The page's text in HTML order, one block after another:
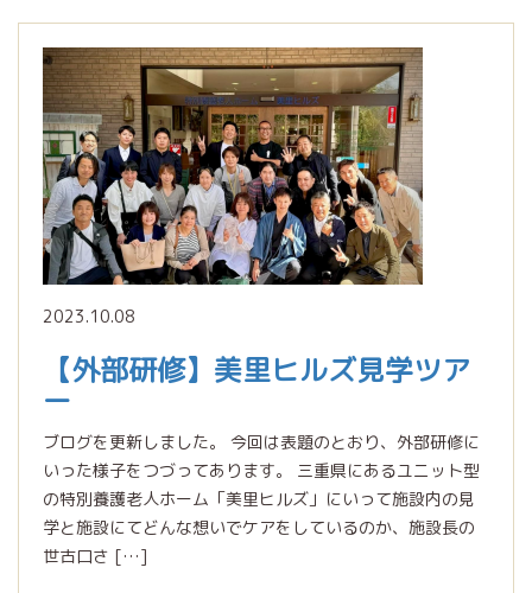
2023.10.08
【外部研修】美里ヒルズ見学ツア
ー
ブログを更新しました。 今回は表題のとおり、外部研修に
いった様子をつづってあります。 三重県にあるユニット型
の特別養護老人ホーム「美里ヒルズ」にいって施設内の見
学と施設にてどんな想いでケアをしているのか、施設長の
世古口さ […]